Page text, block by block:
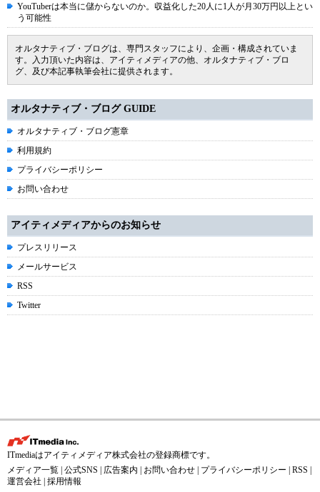
YouTuberは本当に儲からないのか。収益化した20人に1人が月30万円以上とい
う可能性
オルタナティブ・ブログは、専門スタッフにより、企画・構成されていま
す。入力頂いた内容は、アイティメディアの他、オルタナティブ・ブロ
グ、及び本記事執筆会社に提供されます。
オルタナティブ・ブログ GUIDE
オルタナティブ・ブログ憲章
利用規約
プライバシーポリシー
お問い合わせ
アイティメディアからのお知らせ
プレスリリース
メールサービス
RSS
Twitter
ITmediaはアイティメディア株式会社の登録商標です。
メディア一覧 | 公式SNS | 広告案内 | お問い合わせ | プライバシーポリシー | RSS |
運営会社 | 採用情報